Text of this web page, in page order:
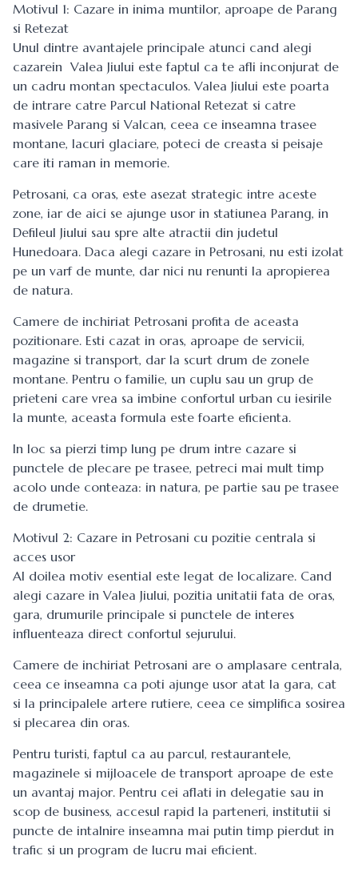
Motivul 1: Cazare in inima muntilor, aproape de Parang
si Retezat
Unul dintre avantajele principale atunci cand alegi
cazarein Valea Jiului este faptul ca te afli inconjurat de
un cadru montan spectaculos. Valea Jiului este poarta
de intrare catre Parcul National Retezat si catre
masivele Parang si Valcan, ceea ce inseamna trasee
montane, lacuri glaciare, poteci de creasta si peisaje
care iti raman in memorie.
Petrosani, ca oras, este asezat strategic intre aceste
zone, iar de aici se ajunge usor in statiunea Parang, in
Defileul Jiului sau spre alte atractii din judetul
Hunedoara. Daca alegi cazare in Petrosani, nu esti izolat
pe un varf de munte, dar nici nu renunti la apropierea
de natura.
Camere de inchiriat Petrosani profita de aceasta
pozitionare. Esti cazat in oras, aproape de servicii,
magazine si transport, dar la scurt drum de zonele
montane. Pentru o familie, un cuplu sau un grup de
prieteni care vrea sa imbine confortul urban cu iesirile
la munte, aceasta formula este foarte eficienta.
In loc sa pierzi timp lung pe drum intre cazare si
punctele de plecare pe trasee, petreci mai mult timp
acolo unde conteaza: in natura, pe partie sau pe trasee
de drumetie.
Motivul 2: Cazare in Petrosani cu pozitie centrala si
acces usor
Al doilea motiv esential este legat de localizare. Cand
alegi cazare in Valea Jiului, pozitia unitatii fata de oras,
gara, drumurile principale si punctele de interes
influenteaza direct confortul sejurului.
Camere de inchiriat Petrosani are o amplasare centrala,
ceea ce inseamna ca poti ajunge usor atat la gara, cat
si la principalele artere rutiere, ceea ce simplifica sosirea
si plecarea din oras.
Pentru turisti, faptul ca au parcul, restaurantele,
magazinele si mijloacele de transport aproape de este
un avantaj major. Pentru cei aflati in delegatie sau in
scop de business, accesul rapid la parteneri, institutii si
puncte de intalnire inseamna mai putin timp pierdut in
trafic si un program de lucru mai eficient.